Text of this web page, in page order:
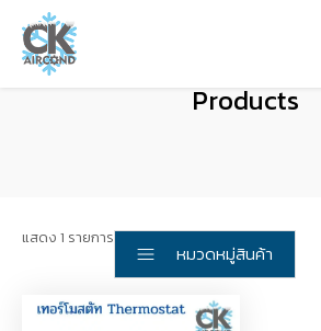
Products
แสดง 1 รายการ
หมวดหมู่สินค้า